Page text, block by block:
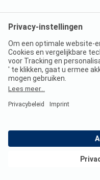
Imprint
Jouw privacy
Wet digitale diensten